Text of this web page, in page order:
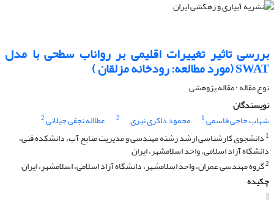
بررسی تاثیر تغییرات اقلیمی بر رواناب سطحی با مدل
SWAT (مورد مطالعه: رودخانه مزلقان )
نوع مقاله : مقاله پژوهشی
نویسندگان
شهاب حاجی قاسمی1 محمود ذاکری نیری 2 عطااله نجفی جیلانی2
1 دانشجوی کارشناسی ارشد رشته مهندسی و مدیریت منابع آب، دانشکده فنی،
دانشگاه آزاد اسلامی، واحد اسلامشهر، ایران
2گروه مهندسی عمران، واحد اسلامشهر، دانشگاه آزاد اسلامی، اسلامشهر، ایران
چکیده